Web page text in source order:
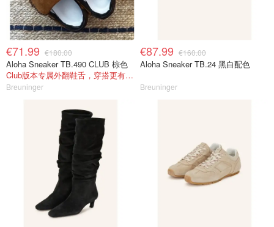
€71.99 €180.00
Aloha Sneaker TB.490 CLUB 棕色
Club版本专属外翻鞋舌，穿搭更有层次感
Breuninger
€87.99 €160.00
Aloha Sneaker TB.24 黑白配色
Breuninger